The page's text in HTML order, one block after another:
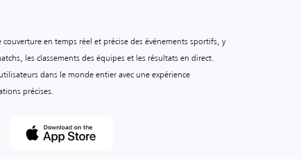
en temps réel et précise des événements sportifs, y
les classements des équipes et les résultats en direct.
dans le monde entier avec une expérience
précises.